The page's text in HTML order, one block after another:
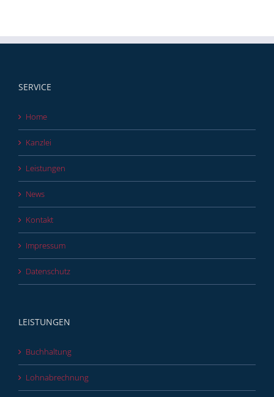
SERVICE
Home
Kanzlei
Leistungen
News
Kontakt
Impressum
Datenschutz
LEISTUNGEN
Buchhaltung
Lohnabrechnung